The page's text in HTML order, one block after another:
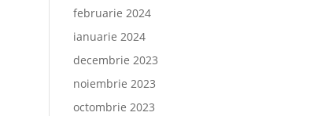
februarie 2024
ianuarie 2024
decembrie 2023
noiembrie 2023
octombrie 2023